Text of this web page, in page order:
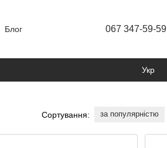
Блог
067 347-59-59
Укр
Сортування: за популярністю